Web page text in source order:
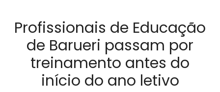
Profissionais de Educação
de Barueri passam por
treinamento antes do
início do ano letivo